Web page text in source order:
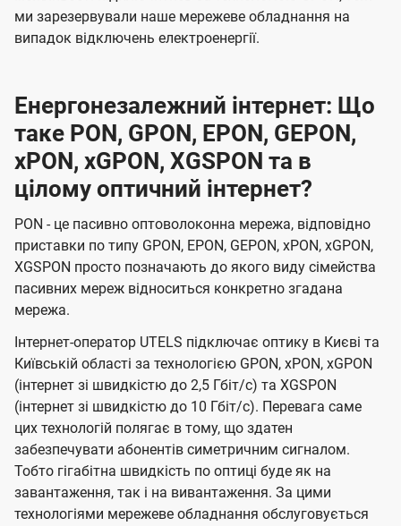
ми зарезервували наше мережеве обладнання на
випадок відключень електроенергії.
Енергонезалежний інтернет: Що
таке PON, GPON, EPON, GEPON,
xPON, xGPON, XGSPON та в
цілому оптичний інтернет?
PON - це пасивно оптоволоконна мережа, відповідно
приставки по типу GPON, EPON, GEPON, xPON, xGPON,
XGSPON просто позначають до якого виду сімейства
пасивних мереж відноситься конкретно згадана
мережа.
Інтернет-оператор UTELS підключає оптику в Києві та
Київській області за технологією GPON, xPON, xGPON
(інтернет зі швидкістю до 2,5 Гбіт/с) та XGSPON
(інтернет зі швидкістю до 10 Гбіт/с). Перевага саме
цих технологій полягає в тому, що здатен
забезпечувати абонентів симетричним сигналом.
Тобто гігабітна швидкість по оптиці буде як на
завантаження, так і на вивантаження. За цими
технологіями мережеве обладнання обслуговується